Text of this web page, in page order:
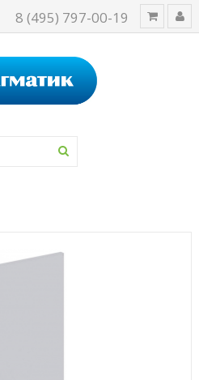
8 (495) 797-00-19